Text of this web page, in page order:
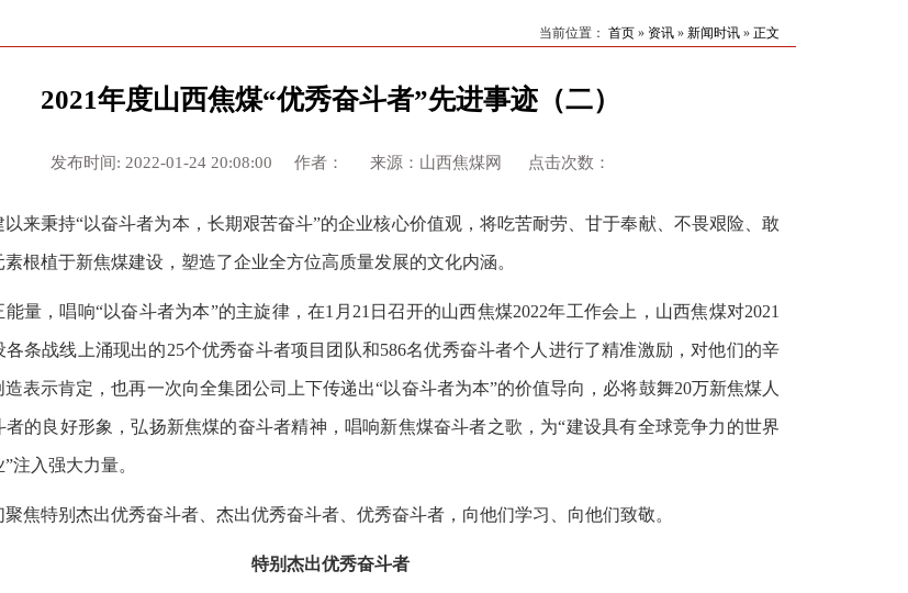
当前位置： 首页 » 资讯 » 新闻时讯 » 正文
2021年度山西焦煤“优秀奋斗者”先进事迹（二）
发布时间: 2022-01-24 20:08:00 作者： 来源：山西焦煤网 点击次数：
以来秉持“以奋斗者为本，长期艰苦奋斗”的企业核心价值观，将吃苦耐劳、甘于奉献、不畏艰险、敢
根植于新焦煤建设，塑造了企业全方位高质量发展的文化内涵。
能量，唱响“以奋斗者为本”的主旋律，在1月21日召开的山西焦煤2022年工作会上，山西焦煤对2021
各条战线上涌现出的25个优秀奋斗者项目团队和586名优秀奋斗者个人进行了精准激励，对他们的辛
表示肯定，也再一次向全集团公司上下传递出“以奋斗者为本”的价值导向，必将鼓舞20万新焦煤人
者的良好形象，弘扬新焦煤的奋斗者精神，唱响新焦煤奋斗者之歌，为“建设具有全球竞争力的世界
注入强大力量。
焦特别杰出优秀奋斗者、杰出优秀奋斗者、优秀奋斗者，向他们学习、向他们致敬。
特别杰出优秀奋斗者